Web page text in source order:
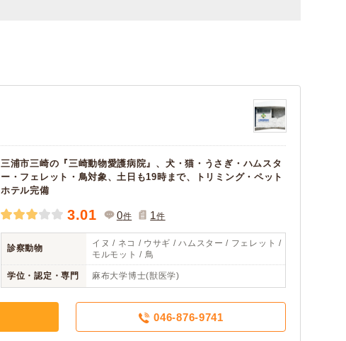
三浦市三崎の『三崎動物愛護病院』、犬・猫・うさぎ・ハムスタ
ー・フェレット・鳥対象、土日も19時まで、トリミング・ペット
ホテル完備
3.01 0件 1件
診察動物
イヌ / ネコ / ウサギ / ハムスター / フェレット /
モルモット / 鳥
学位・認定・専門 麻布大学博士(獣医学)
046-876-9741